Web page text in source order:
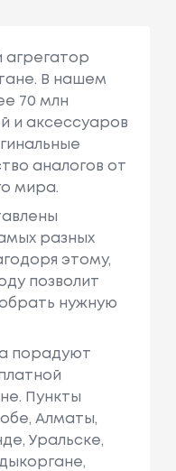
агрегатор
В нашем
70 млн
и аксессуаров
аналогов от
мира.
разных
этому,
позволит
нужную
порадуют
Пункты
Алматы,
Уральске,